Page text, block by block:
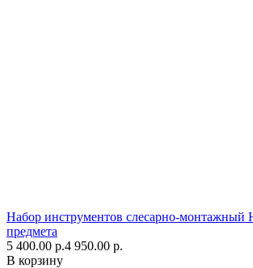
Набор инструментов слесарно-монтажный
предмета
5 400.00 р.4 950.00 р.
В корзину